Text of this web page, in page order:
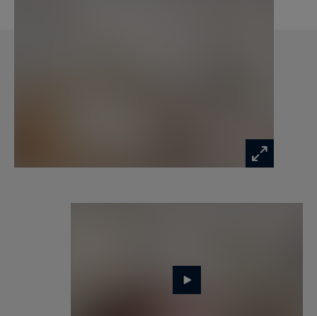
avec sa salle d’eau, dont une suite principale
conçue comme un véritable espace privé : double
appartement classique, avec le confort attendu